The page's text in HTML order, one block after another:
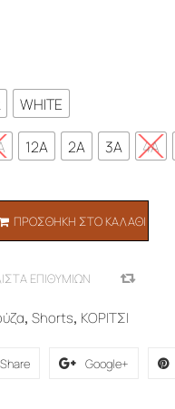
WHITE
12A 2A 3A 4A
ΠΡΟΣΘΉΚΗ ΣΤΟ ΚΑΛΆΘΙ
ΕΠΙΘΥΜΙΏΝ
,Shorts, ΚΟΡΙΤΣΙ
Share Google+